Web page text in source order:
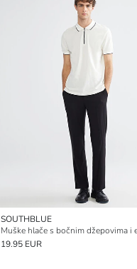
SOUTHBLUE
19.95 EUR